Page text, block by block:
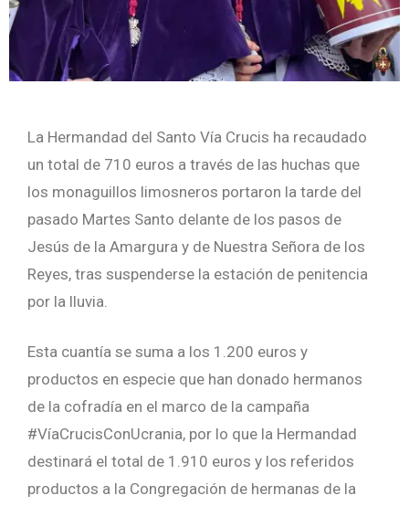
La Hermandad del Santo Vía Crucis ha recaudado
un total de 710 euros a través de las huchas que
los monaguillos limosneros portaron la tarde del
pasado Martes Santo delante de los pasos de
Jesús de la Amargura y de Nuestra Señora de los
Reyes, tras suspenderse la estación de penitencia
por la lluvia.
Esta cuantía se suma a los 1.200 euros y
productos en especie que han donado hermanos
de la cofradía en el marco de la campaña
#VíaCrucisConUcrania, por lo que la Hermandad
destinará el total de 1.910 euros y los referidos
productos a la Congregación de hermanas de la